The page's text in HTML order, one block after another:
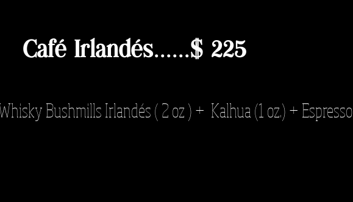
Café Irlandés......$ 225
Bushmills Irlandés ( 2 oz ) + Kalhua (1 oz.) + Espresso